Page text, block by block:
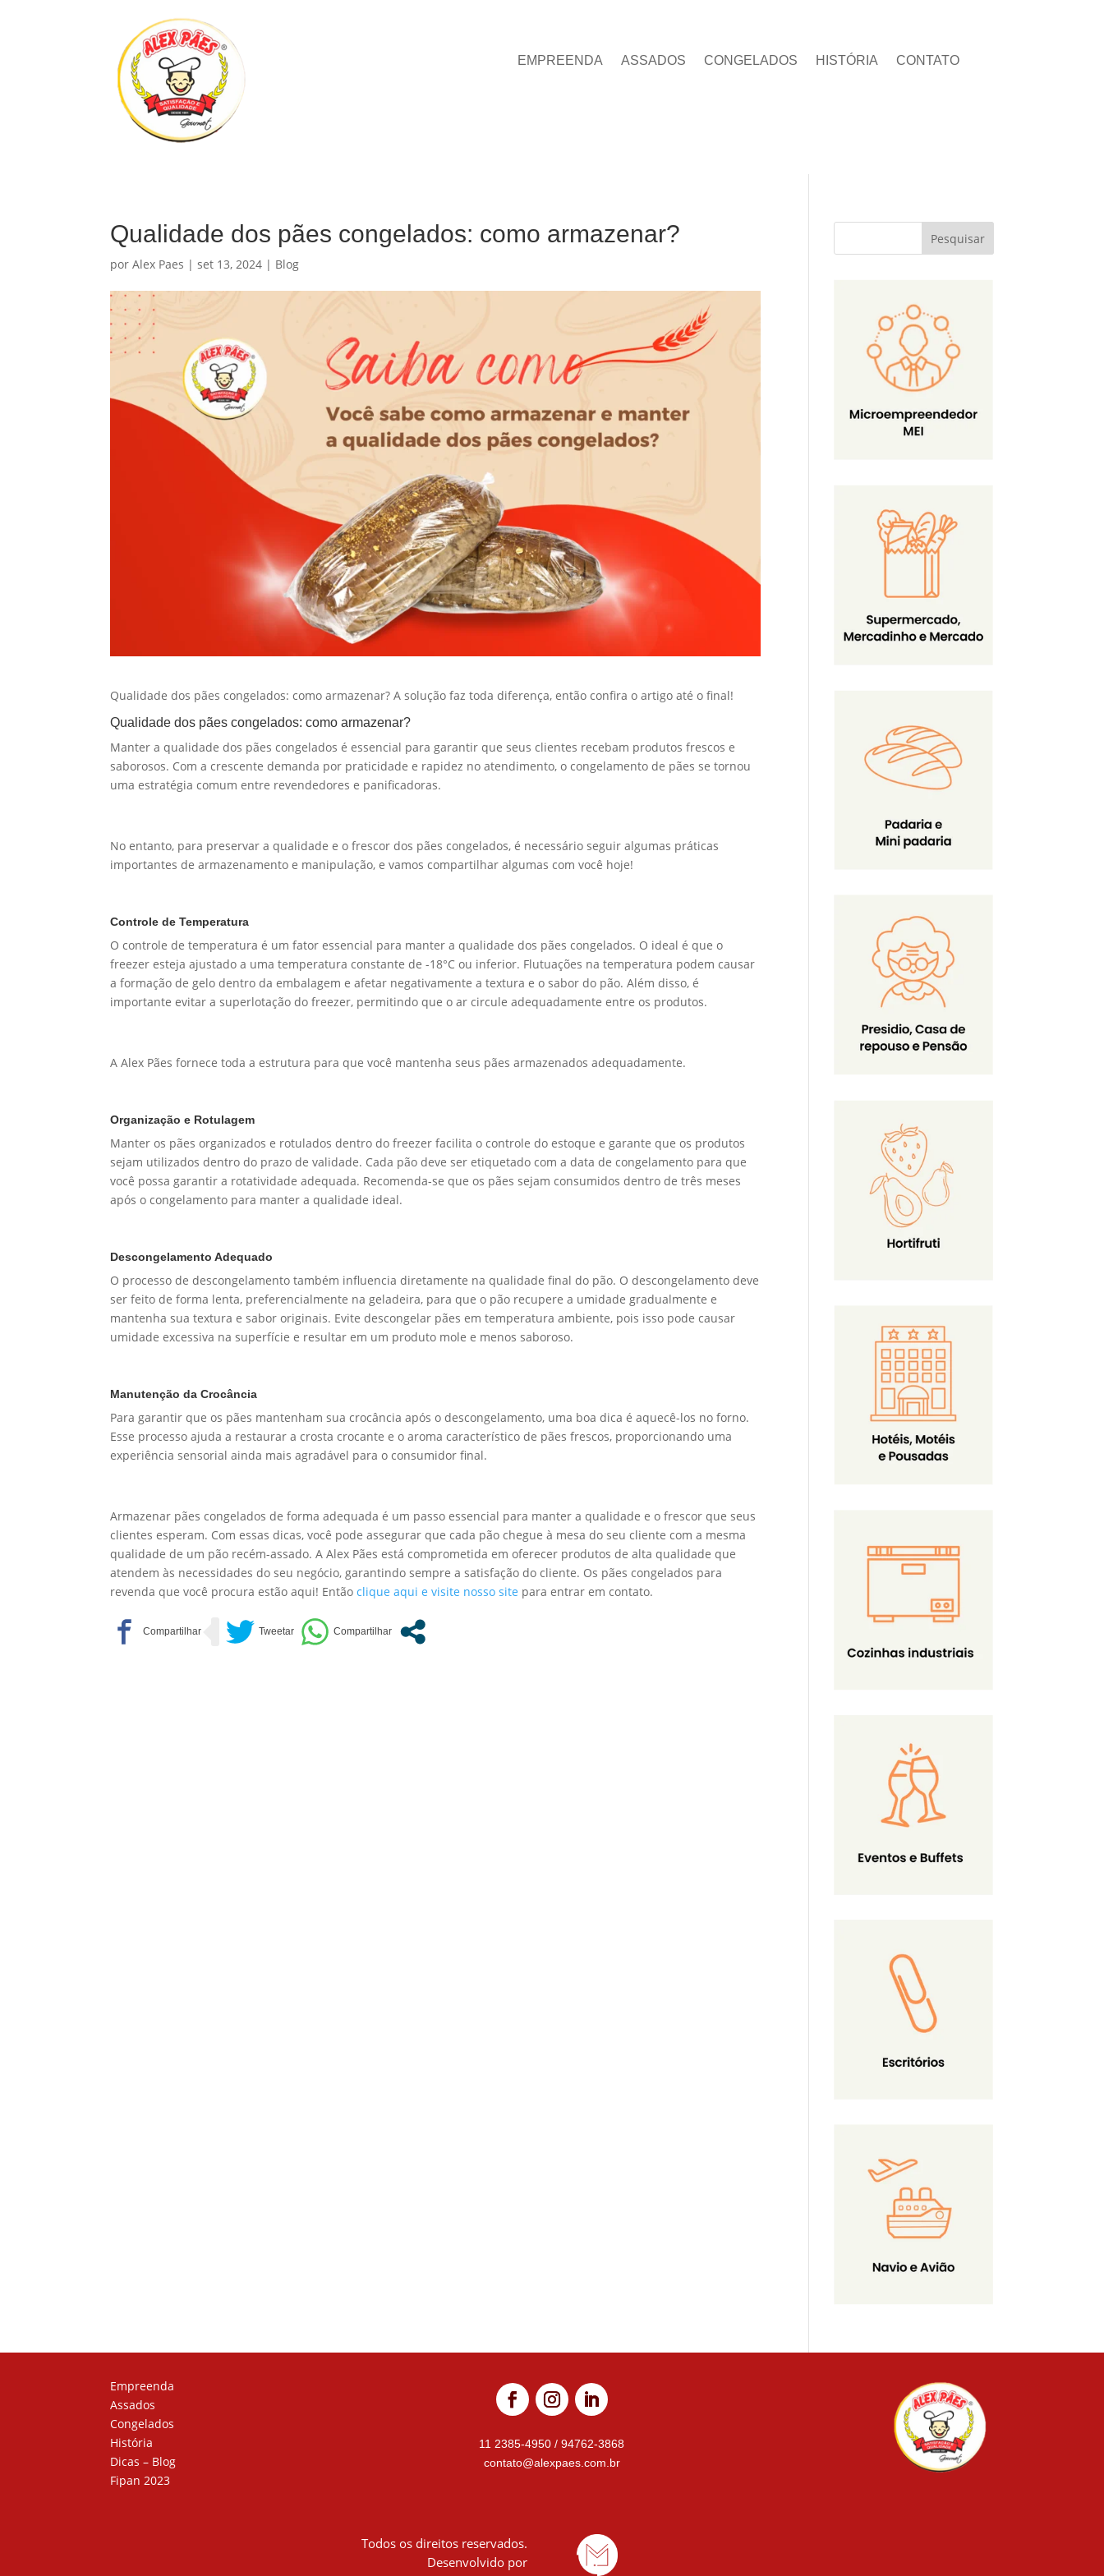
EMPREENDA ASSADOS CONGELADOS HISTÓRIA CONTATO
Qualidade dos pães congelados: como armazenar?
porAlex Paes |set 13, 2024 | Blog
Qualidade dos pães congelados: como armazenar? A solução faz toda diferença, então confira o artigo até o final!
Qualidade dos pães congelados: como armazenar?
Manter a qualidade dos pães congelados é essencial para garantir que seus clientes recebam produtos frescos e
saborosos. Com a crescente demanda por praticidade e rapidez no atendimento, o congelamento de pães se tornou
uma estratégia comum entre revendedores e panificadoras.
No entanto, para preservar a qualidade e o frescor dos pães congelados, é necessário seguir algumas práticas
importantes de armazenamento e manipulação, e vamos compartilhar algumas com você hoje!
Controle de Temperatura
O controle de temperatura é um fator essencial para manter a qualidade dos pães congelados. O ideal é que o
freezer esteja ajustado a uma temperatura constante de -18°C ou inferior. Flutuações na temperatura podem causar
a formação de gelo dentro da embalagem e afetar negativamente a textura e o sabor do pão. Além disso, é
importante evitar a superlotação do freezer, permitindo que o ar circule adequadamente entre os produtos.
A Alex Pães fornece toda a estrutura para que você mantenha seus pães armazenados adequadamente.
Organização e Rotulagem
Manter os pães organizados e rotulados dentro do freezer facilita o controle do estoque e garante que os produtos
sejam utilizados dentro do prazo de validade. Cada pão deve ser etiquetado com a data de congelamento para que
você possa garantir a rotatividade adequada. Recomenda-se que os pães sejam consumidos dentro de três meses
após o congelamento para manter a qualidade ideal.
Descongelamento Adequado
O processo de descongelamento também influencia diretamente na qualidade final do pão. O descongelamento deve
ser feito de forma lenta, preferencialmente na geladeira, para que o pão recupere a umidade gradualmente e
mantenha sua textura e sabor originais. Evite descongelar pães em temperatura ambiente, pois isso pode causar
umidade excessiva na superfície e resultar em um produto mole e menos saboroso.
Manutenção da Crocância
Para garantir que os pães mantenham sua crocância após o descongelamento, uma boa dica é aquecê-los no forno.
Esse processo ajuda a restaurar a crosta crocante e o aroma característico de pães frescos, proporcionando uma
experiência sensorial ainda mais agradável para o consumidor final.
Armazenar pães congelados de forma adequada é um passo essencial para manter a qualidade e o frescor que seus
clientes esperam. Com essas dicas, você pode assegurar que cada pão chegue à mesa do seu cliente com a mesma
qualidade de um pão recém-assado. A Alex Pães está comprometida em oferecer produtos de alta qualidade que
atendem às necessidades do seu negócio, garantindo sempre a satisfação do cliente. Os pães congelados para
revenda que você procura estão aqui! Entãoclique aqui e visite nosso site para entrar em contato.
Pesquisar
Empreenda
Assados
Congelados
História
Dicas – Blog
Fipan 2023
11 2385-4950/ 94762-3868
contato@alexpaes.com.br
Todos os direitos reservados.
Desenvolvido por